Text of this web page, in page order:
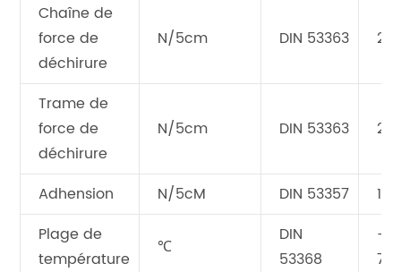
Chaîne de
force de
déchirure
N/5cm DIN 53363
Trame de
force de
déchirure
N/5cm DIN 53363
Adhension N/5cM DIN 53357
120
Plage de
température
℃
DIN
53368
-
70